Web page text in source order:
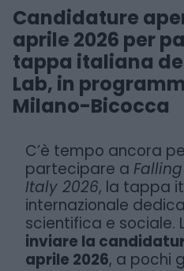
Candidature
aprile 2026 per
tappa italiana
Lab, in
Milano-Bicocca
C’è tempo ancora
partecipare a
Italy 2026, la tappa
internazionale
scientifica e sociale.
inviare la
aprile 2026, a pochi